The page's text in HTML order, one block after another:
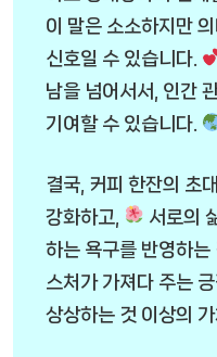
이 말은 소소하지만
신호일 수 있습니다.
남을 넘어서서, 인간
기여할 수 있습니다.
결국, 커피 한잔의 초
강화하고,
서로의
하는 욕구를 반영하는
스처가 가져다 주는
상상하는 것 이상의